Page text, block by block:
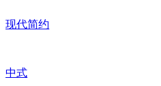
现代简约
中式